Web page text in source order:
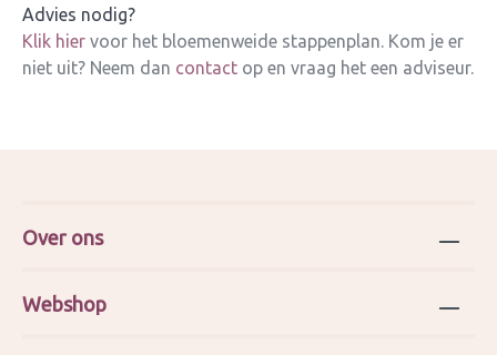
Advies nodig?
Klik hier voor het bloemenweide stappenplan. Kom je er
niet uit? Neem dan contact op en vraag het een adviseur.
Over ons
Webshop